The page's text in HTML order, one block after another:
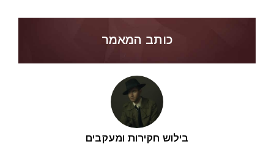
כותב המאמר
בילוש חקירות ומעקבים